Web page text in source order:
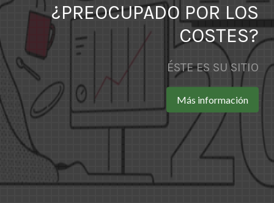
¿PREOCUPADO POR LOS
COSTES?
ÉSTE ES SU SITIO
Más información